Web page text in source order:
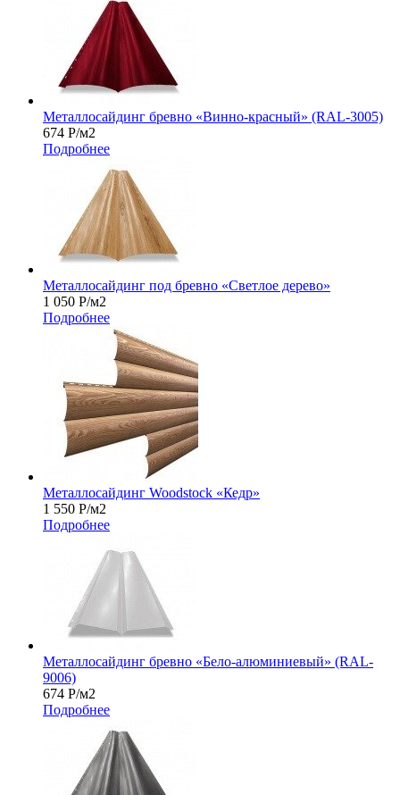
Металлосайдинг бревно «Винно-красный» (RAL-3005)
674 Р/м2
Подробнее
Металлосайдинг под бревно «Светлое дерево»
1 050 Р/м2
Подробнее
Металлосайдинг Woodstock «Кедр»
1 550 Р/м2
Подробнее
Металлосайдинг бревно «Бело-алюминиевый» (RAL-
9006)
674 Р/м2
Подробнее